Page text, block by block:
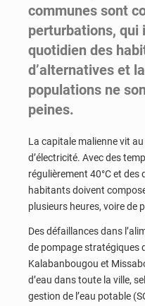
communes sont
perturbations,
quotidien des
d’alternatives et
populations ne
peines.
La capitale malienne vit
d’électricité. Avec des
régulièrement 40°C et des
habitants doivent
plusieurs heures, voire de
Des défaillances dans
de pompage stratégiques
Kalabanbougou et
d’eau dans toute la ville,
gestion de l’eau potable